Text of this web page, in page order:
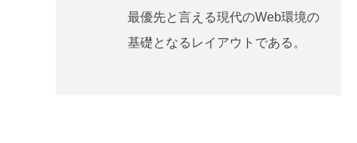
最優先と言える現代のWeb環境の
基礎となるレイアウトである。